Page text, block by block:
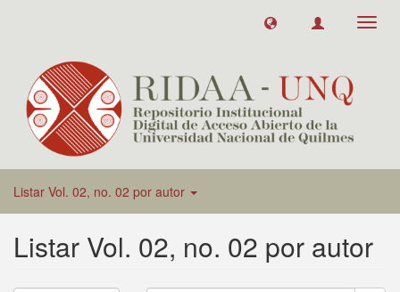
Listar Vol. 02, no. 02 por autor
Listar Vol. 02, no. 02 por autor